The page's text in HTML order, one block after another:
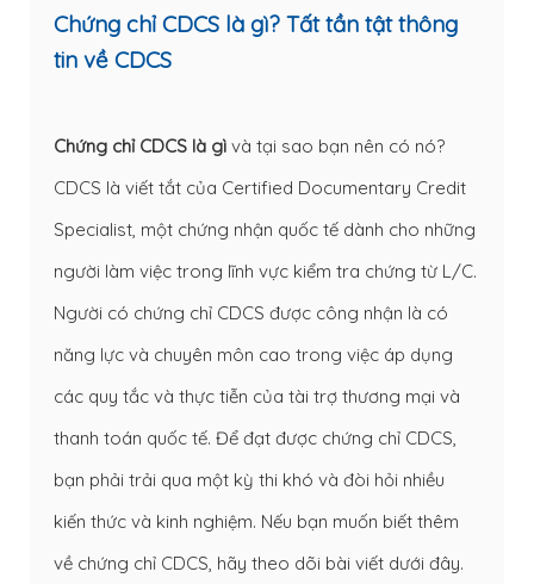
Chứng chỉ CDCS là gì? Tất tần tật thông
tin về CDCS
Chứng chỉ CDCS là gì và tại sao bạn nên có nó?
CDCS là viết tắt của Certified Documentary Credit
Specialist, một chứng nhận quốc tế dành cho những
người làm việc trong lĩnh vực kiểm tra chứng từ L/C.
Người có chứng chỉ CDCS được công nhận là có
năng lực và chuyên môn cao trong việc áp dụng
các quy tắc và thực tiễn của tài trợ thương mại và
thanh toán quốc tế. Để đạt được chứng chỉ CDCS,
bạn phải trải qua một kỳ thi khó và đòi hỏi nhiều
kiến thức và kinh nghiệm. Nếu bạn muốn biết thêm
về chứng chỉ CDCS, hãy theo dõi bài viết dưới đây.